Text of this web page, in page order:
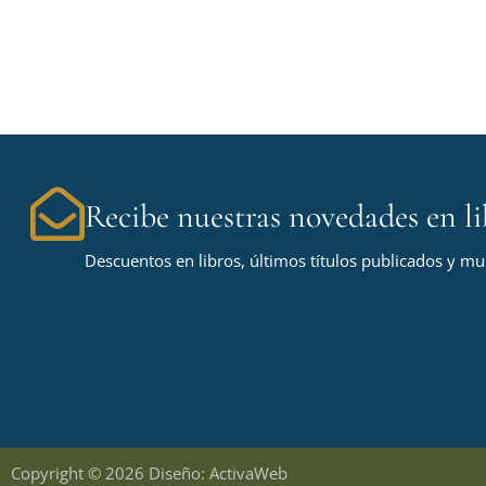
Recibe nuestras novedades en
Descuentos en libros, últimos títulos publicados y
Copyright © 2026 Diseño: ActivaWeb